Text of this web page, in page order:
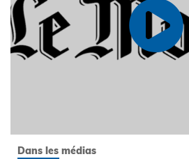
Dans les médias